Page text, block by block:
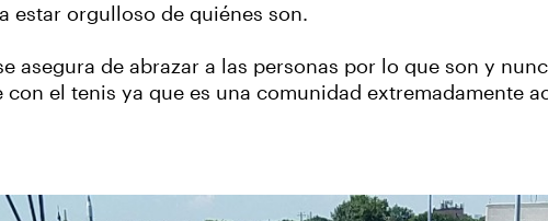
estar orgulloso de quiénes son.
asegura de abrazar a las personas por lo que son y
el tenis ya que es una comunidad extremadamente